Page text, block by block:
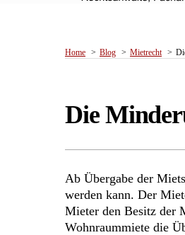
Home Blog Mietrecht
Die
Ab Übergabe der
werden kann. Der
Mieter den Besitz der
Wohnraummiete die